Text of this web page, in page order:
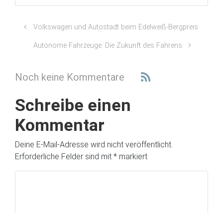
Volkswagen und Autostadt beim Edelweiß-Bergpreis
Autonome Fahrzeuge: Die Zukunft des Fahrens
Noch keine Kommentare
Schreibe einen
Kommentar
Deine E-Mail-Adresse wird nicht veröffentlicht.
Erforderliche Felder sind mit * markiert